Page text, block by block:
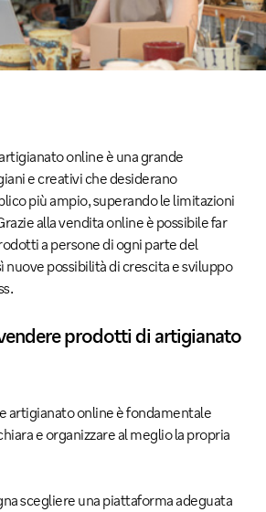
online è una grande
e creativi che desiderano
più ampio, superando le limitazioni
alla vendita online è possibile far
a persone di ogni parte del
nuove possibilità di crescita e sviluppo
prodotti di artigianato
artigianato online è fondamentale
e organizzare al meglio la propria
scegliere una piattaforma adeguata